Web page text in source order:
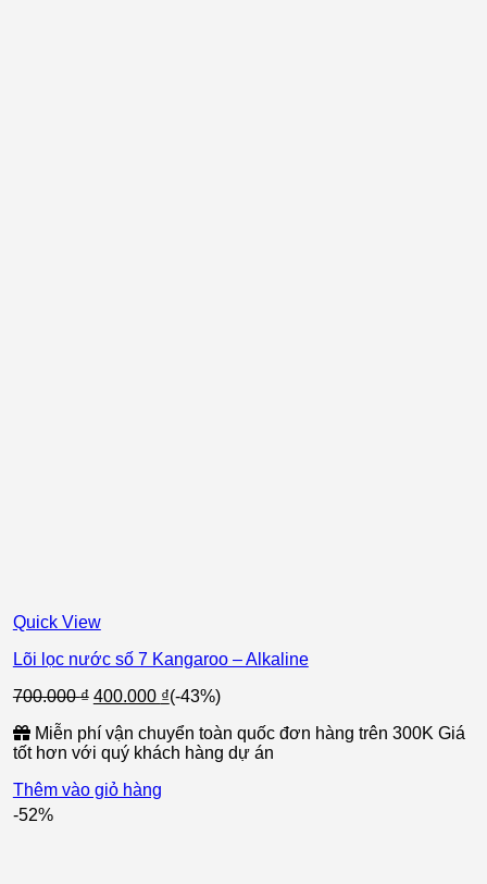
Quick View
Lõi lọc nước số 7 Kangaroo – Alkaline
700.000₫ Giá
là:
700.000 ₫.
400.000 ₫Giá
tại
là:
(-43%)
Miễn phí vận chuyển toàn quốc đơn hàng trên 300K Giá
tốt hơn với quý khách hàng dự án
Thêm vào giỏ hàng
-52%